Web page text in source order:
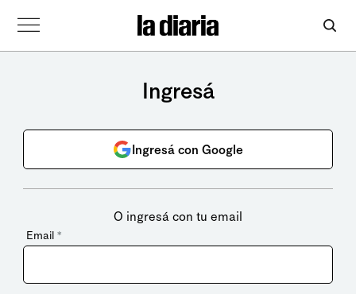
Ingresá
Ingresá con Google
O ingresá con tu email
Email *